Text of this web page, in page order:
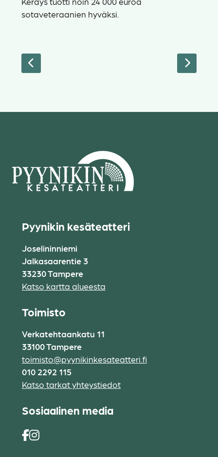
sotaveteraanien hyväksi.
Pyynikin kesäteatteri
Joselininniemi
Jalkasaarentie 3
33230 Tampere
Katso kartta alueesta
Toimisto
Verkatehtaankatu 11
33100 Tampere
toimisto@pyynikinkesateatteri.fi
010 2292 115
Katso tarkat yhteystiedot
Sosiaalinen media